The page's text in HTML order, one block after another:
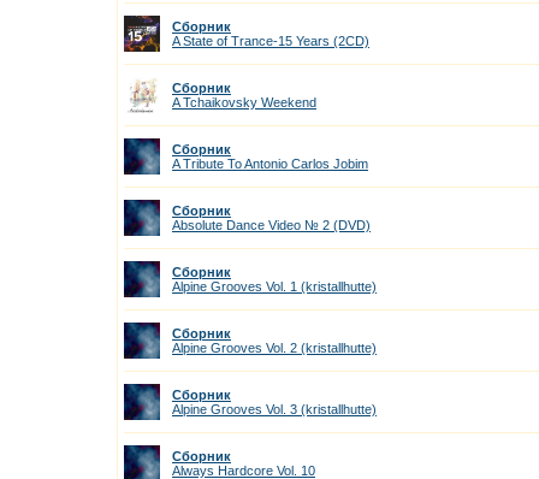
Сборник
A State of Trance-15 Years (2CD)
Сборник
A Tchaikovsky Weekend
Сборник
A Tribute To Antonio Carlos Jobim
Сборник
Absolute Dance Video № 2 (DVD)
Сборник
Alpine Grooves Vol. 1 (kristallhutte)
Сборник
Alpine Grooves Vol. 2 (kristallhutte)
Сборник
Alpine Grooves Vol. 3 (kristallhutte)
Сборник
Always Hardcore Vol. 10